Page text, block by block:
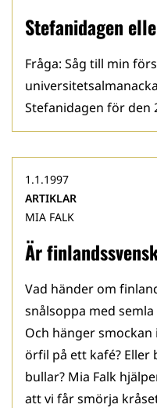
Stefanidagen
Fråga: Såg till min
Stefanidagen för den
Är
1.1.1997
ARTIKLAR
MIA FALK
Vad händer om
snålsoppa med
Och hänger
örfil på ett kafé? Eller
bullar? Mia Falk
att vi får smörja